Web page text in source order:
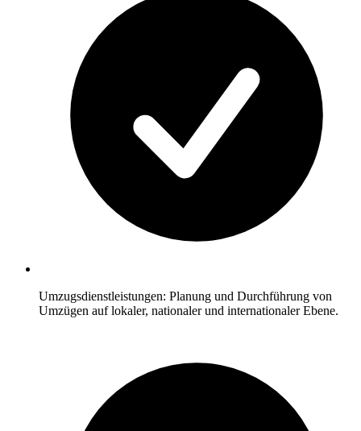
Umzugsdienstleistungen: Planung und Durchführung von
Umzügen auf lokaler, nationaler und internationaler Ebene.